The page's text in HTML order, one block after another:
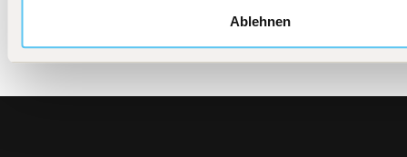
Ablehnen